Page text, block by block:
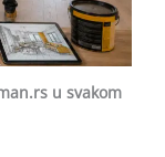
u svakom